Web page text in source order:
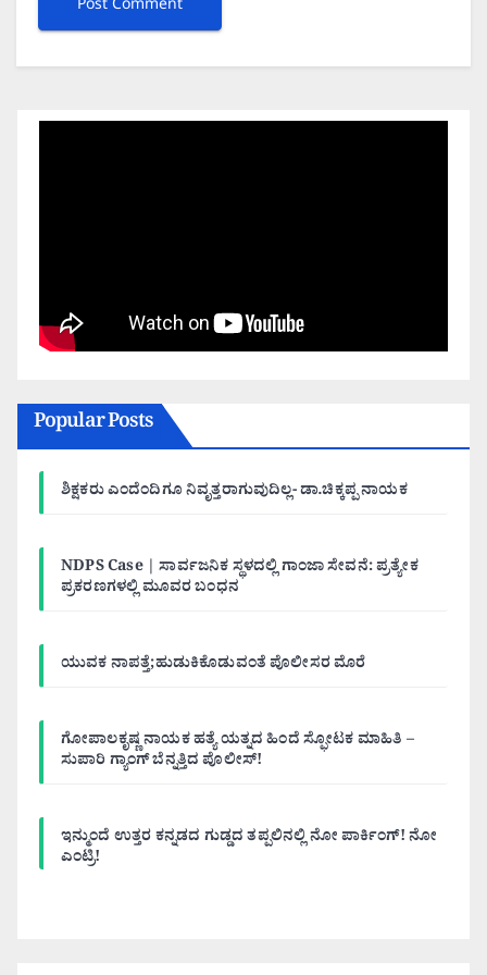
Popular Posts
ಶಿಕ್ಷಕರು ಎಂದೆಂದಿಗೂ ನಿವೃತ್ತರಾಗುವುದಿಲ್ಲ- ಡಾ.ಚಿಕ್ಕಪ್ಪ ನಾಯಕ
NDPS Case | ಸಾರ್ವಜನಿಕ ಸ್ಥಳದಲ್ಲಿ ಗಾಂಜಾ ಸೇವನೆ: ಪ್ರತ್ಯೇಕ
ಪ್ರಕರಣಗಳಲ್ಲಿ ಮೂವರ ಬಂಧನ
ಯುವಕ ನಾಪತ್ತೆ;ಹುಡುಕಿಕೊಡುವಂತೆ ಪೊಲೀಸರ ಮೊರೆ
ಗೋಪಾಲಕೃಷ್ಣ ನಾಯಕ ಹತ್ಯೆ ಯತ್ನದ ಹಿಂದೆ ಸ್ಫೋಟಕ ಮಾಹಿತಿ –
ಸುಪಾರಿ ಗ್ಯಾಂಗ್ ಬೆನ್ನತ್ತಿದ ಪೊಲೀಸ್!
ಇನ್ಮುಂದೆ ಉತ್ತರ ಕನ್ನಡದ ಗುಡ್ಡದ ತಪ್ಪಲಿನಲ್ಲಿ ನೋ ಪಾರ್ಕಿಂಗ್! ನೋ
ಎಂಟ್ರಿ!